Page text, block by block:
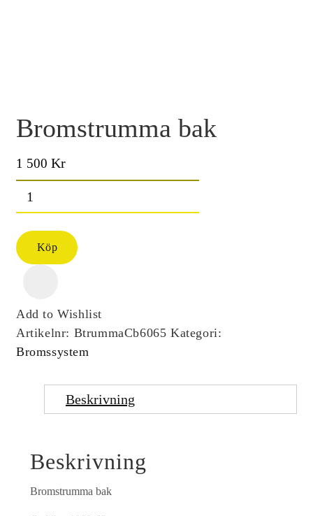
Bromstrumma bak
1 500 Kr
Köp
Add to Wishlist
Artikelnr: BtrummaCb6065 Kategori:
Bromssystem
Beskrivning
Beskrivning
Bromstrumma bak